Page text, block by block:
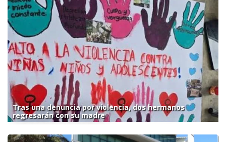
Tras una denuncia por violencia, dos hermanos
regresarán con su madre